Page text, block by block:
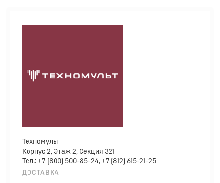
Техномульт
Корпус 2, Этаж 2, Секция 321
Тел.: +7 (800) 500-85-24, +7 (812) 615-21-25
ДОСТАВКА